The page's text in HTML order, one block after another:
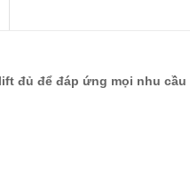
đủ để đáp ứng mọi nhu